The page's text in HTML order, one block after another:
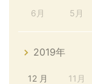
6月 5月
2019年
12 月 11月